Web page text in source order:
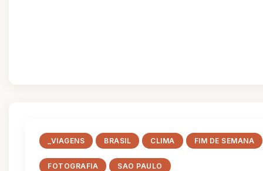
_VIAGENS BRASIL CLIMA FIM DE SEMANA
FOTOGRAFIA SAO PAULO